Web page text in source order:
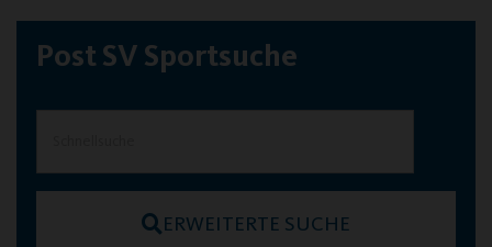
Post SV Sportsuche
ERWEITERTE SUCHE